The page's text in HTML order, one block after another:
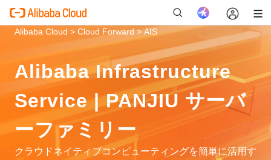
Alibaba Cloud > Cloud Forward > AIS
Alibaba Infrastructure
Service | PANJIU サーバ
ーファミリー
クラウドネイティブコンピューティングを簡単に活用す